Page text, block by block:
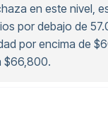
en este nivel,
por debajo de
por encima de
$66,800.